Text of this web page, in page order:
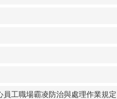
工職場霸凌防治與處理作業規定